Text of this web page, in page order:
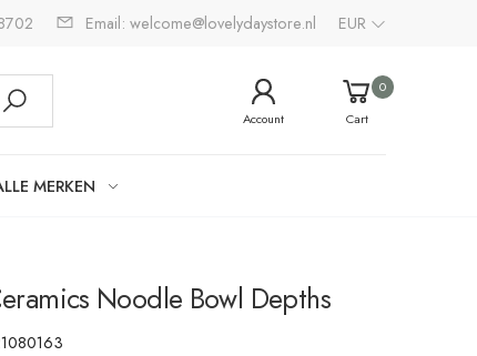
Email: welcome@lovelydaystore.nl EUR
Account
0
Cart
MERKEN
Noodle Bowl Depths